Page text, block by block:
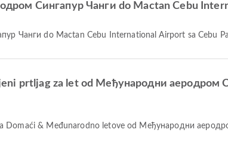
Сингапур Чанги do Mactan Cebu
Чанги do Mactan Cebu International Airport sa Cebu
prtljag za let od Међународни аеродром